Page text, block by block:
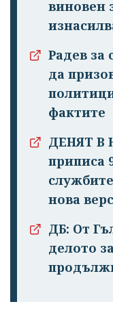
виновен
Радев за
да
фактите
ДЕНЯТ В
приписа
нова
ДБ: От
делото